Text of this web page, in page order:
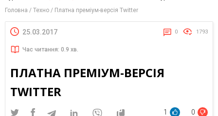
Головна
Техно Платна преміум-версія Twitter
25.03.2017 0 1793
Час читання: 0.9 хв.
ПЛАТНА ПРЕМІУМ-ВЕРСІЯ
TWITTER
1 0